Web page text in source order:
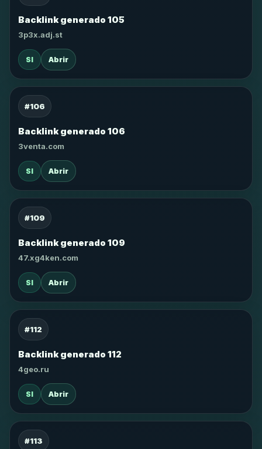
Backlink generado 105
3p3x.adj.st
SI Abrir
#106
Backlink generado 106
3venta.com
SI Abrir
#109
Backlink generado 109
47.xg4ken.com
SI Abrir
#112
Backlink generado 112
4geo.ru
SI Abrir
#113